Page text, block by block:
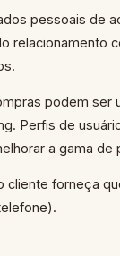
pessoais de
relacionamento
podem ser
Perfis de
a gama de
forneça